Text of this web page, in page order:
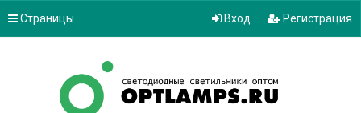
Страницы Вход Регистрация